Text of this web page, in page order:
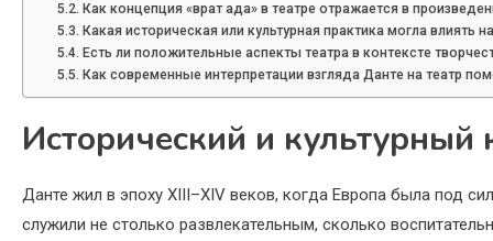
Как концепция «врат ада» в театре отражается в
Какая историческая или культурная практика могла влиять
Есть ли положительные аспекты театра в контексте
Как современные интерпретации взгляда Данте на театр
Исторический и культурный
Данте жил в эпоху XIII–XIV веков, когда Европа была под
служили не столько развлекательным, сколько